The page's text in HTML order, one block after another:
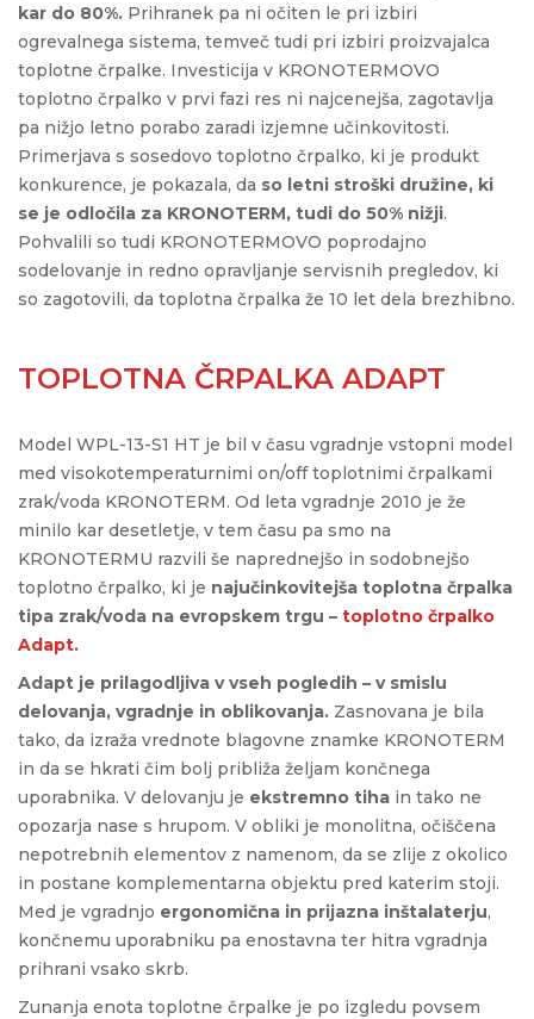
kar do 80%. Prihranek pa ni očiten le pri izbiri
ogrevalnega sistema, temveč tudi pri izbiri proizvajalca
toplotne črpalke. Investicija v KRONOTERMOVO
toplotno črpalko v prvi fazi res ni najcenejša, zagotavlja
pa nižjo letno porabo zaradi izjemne učinkovitosti.
Primerjava s sosedovo toplotno črpalko, ki je produkt
konkurence, je pokazala, da so letni stroški družine, ki
se je odločila za KRONOTERM, tudi do 50% nižji.
Pohvalili so tudi KRONOTERMOVO poprodajno
sodelovanje in redno opravljanje servisnih pregledov, ki
so zagotovili, da toplotna črpalka že 10 let dela brezhibno.
TOPLOTNA ČRPALKA ADAPT
Model WPL-13-S1 HT je bil v času vgradnje vstopni model
med visokotemperaturnimi on/off toplotnimi črpalkami
zrak/voda KRONOTERM. Od leta vgradnje 2010 je že
minilo kar desetletje, v tem času pa smo na
KRONOTERMU razvili še naprednejšo in sodobnejšo
toplotno črpalko, ki je najučinkovitejša toplotna črpalka
tipa zrak/voda na evropskem trgu – toplotno črpalko
Adapt.
Adapt je prilagodljiva v vseh pogledih – v smislu
delovanja, vgradnje in oblikovanja. Zasnovana je bila
tako, da izraža vrednote blagovne znamke KRONOTERM
in da se hkrati čim bolj približa željam končnega
uporabnika. V delovanju je ekstremno tiha in tako ne
opozarja nase s hrupom. V obliki je monolitna, očiščena
nepotrebnih elementov z namenom, da se zlije z okolico
in postane komplementarna objektu pred katerim stoji.
Med je vgradnjo ergonomična in prijazna inštalaterju,
končnemu uporabniku pa enostavna ter hitra vgradnja
prihrani vsako skrb.
Zunanja enota toplotne črpalke je po izgledu povsem